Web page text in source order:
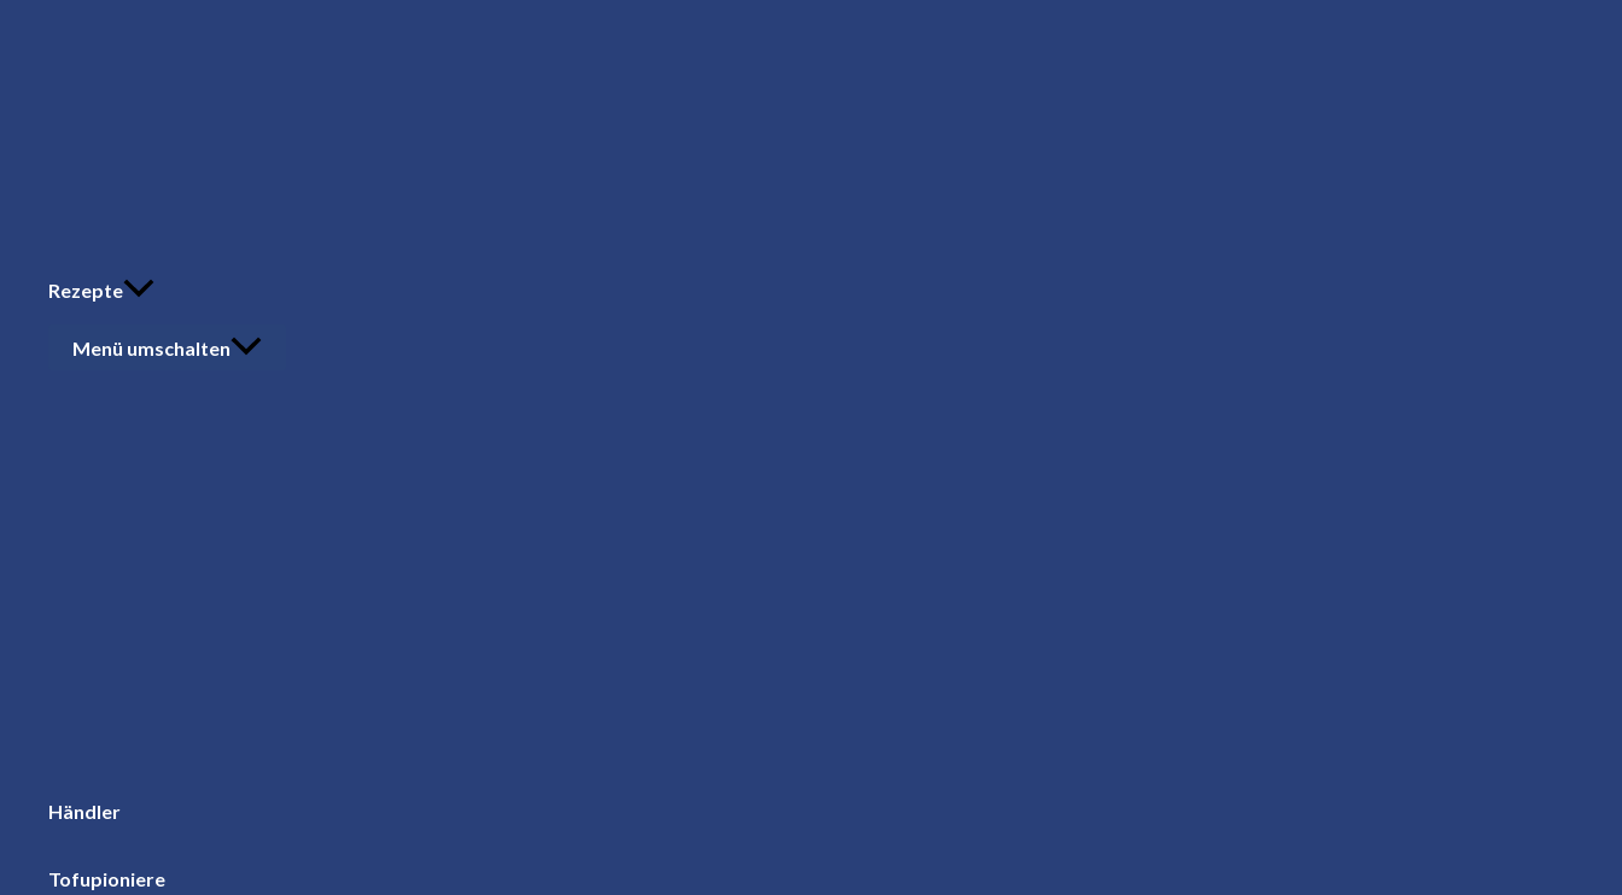
Rezepte
Menü umschalten
Händler
Tofupioniere